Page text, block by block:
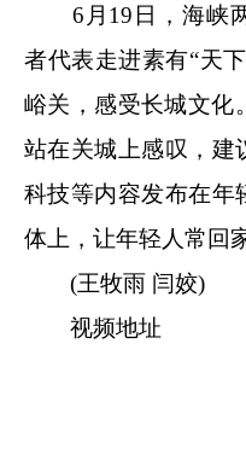
6月19日，海峡两
者代表走进素有“天
峪关，感受长城文化
站在关城上感叹，建
科技等内容发布在年
体上，让年轻人常回
(王牧雨 闫姣)
视频地址